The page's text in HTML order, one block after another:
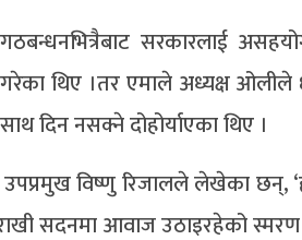
गठबन्धनभित्रैबाट सरकारलाई
थिए ।तर एमाले अध्यक्ष
दिन नसक्ने दोहोर्याएका थिए ।
विष्णु रिजालले लेखेका छन्,
सदनमा आवाज उठाइरहेको